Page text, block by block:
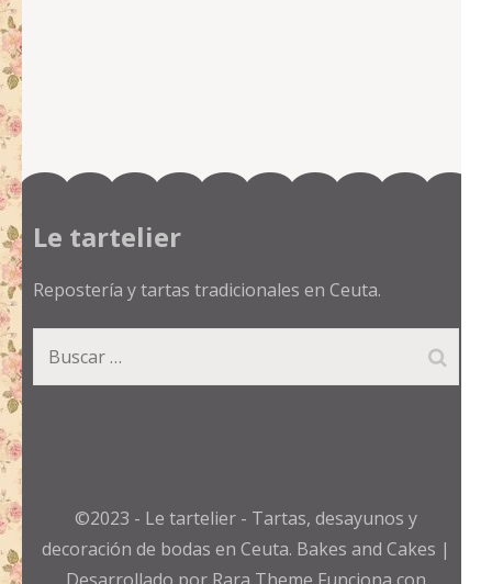
Le tartelier
Repostería y tartas tradicionales en Ceuta.
Buscar:
©2023 - Le tartelier - Tartas, desayunos y
decoración de bodas en Ceuta. Bakes and Cakes |